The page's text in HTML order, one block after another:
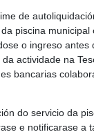
de
piscina municipal
o ingreso antes
actividade na
bancarias
do servicio da
e notificarase a